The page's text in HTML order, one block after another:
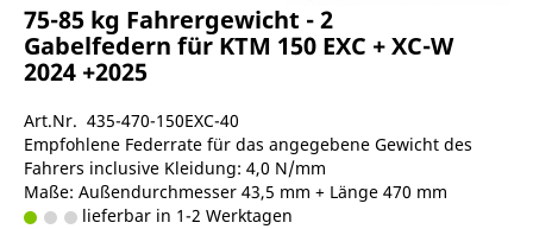
75-85 kg Fahrergewicht - 2
Gabelfedern für KTM 150 EXC + XC-W
2024 +2025
Art.Nr. 435-470-150EXC-40
Empfohlene Federrate für das angegebene Gewicht des
Fahrers inclusive Kleidung: 4,0 N/mm
Maße: Außendurchmesser 43,5 mm + Länge 470 mm
lieferbar in 1-2 Werktagen